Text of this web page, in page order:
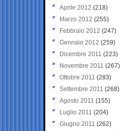
Aprile 2012 (218)
Marzo 2012 (255)
Febbraio 2012 (247)
Gennaio 2012 (259)
Dicembre 2011 (223)
Novembre 2011 (267)
Ottobre 2011 (283)
Settembre 2011 (268)
Agosto 2011 (155)
Luglio 2011 (204)
Giugno 2011 (262)